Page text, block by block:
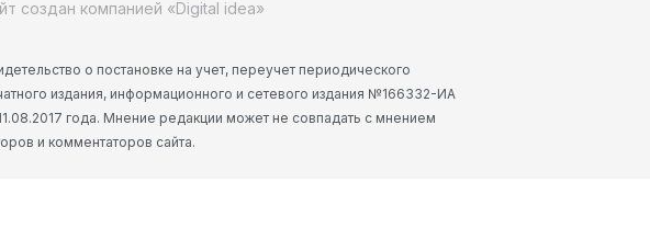
создан компанией «Digital idea»
о постановке на учет, переучет периодического
издания, информационного и сетевого издания №166332-ИА
года. Мнение редакции может не совпадать с мнением
и комментаторов сайта.